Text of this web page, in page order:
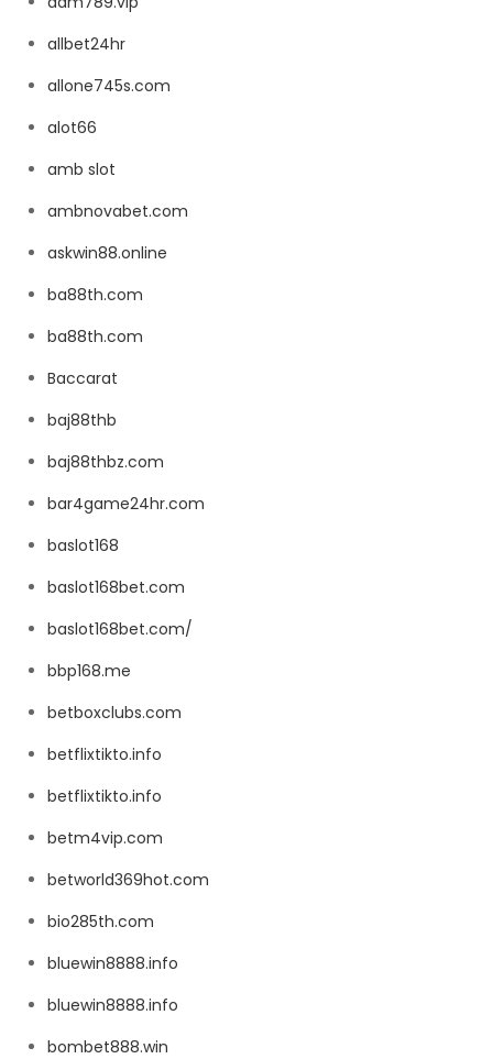
allbet24hr
allone745s.com
alot66
amb slot
ambnovabet.com
askwin88.online
ba88th.com
ba88th.com
Baccarat
baj88thb
baj88thbz.com
bar4game24hr.com
baslot168
baslot168bet.com
baslot168bet.com/
bbp168.me
betboxclubs.com
betflixtikto.info
betflixtikto.info
betm4vip.com
betworld369hot.com
bio285th.com
bluewin8888.info
bluewin8888.info
bombet888.win